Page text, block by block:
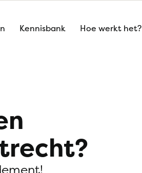
Kennisbank Hoe werkt het?